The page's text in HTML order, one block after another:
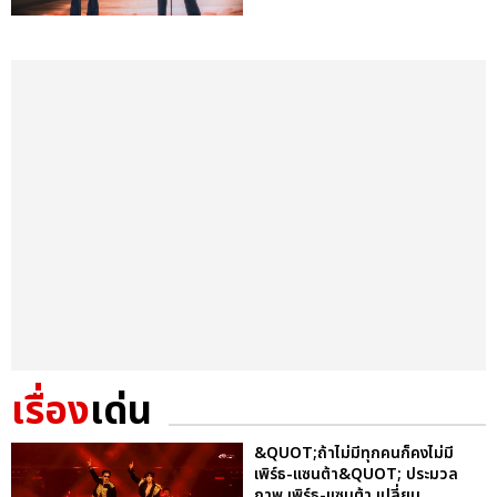
เรื่องเด่น
&QUOT;ถ้าไม่มีทุกคนก็คงไม่มี
เพิร์ธ-แซนต้า&QUOT; ประมวล